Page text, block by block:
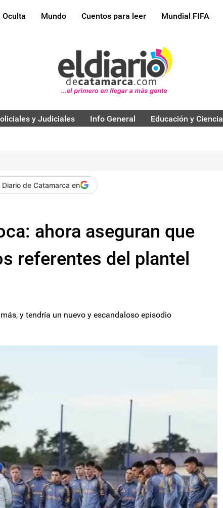
Oculta Mundo Cuentos para leer Mundial FIFA
y Judiciales Info General Educación y Ciencia
de Catamarca en
ahora aseguran que
referentes del plantel
y tendría un nuevo y escandaloso episodio